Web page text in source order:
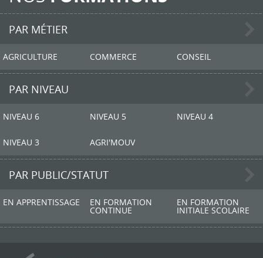
PAR MÉTIER
AGRICULTURE COMMERCE CONSEIL
PAR NIVEAU
NIVEAU 6 NIVEAU 5 NIVEAU 4
NIVEAU 3 AGRI'MOUV
PAR PUBLIC/STATUT
EN APPRENTISSAGE EN FORMATION
CONTINUE
EN FORMATION
INITIALE SCOLAIRE